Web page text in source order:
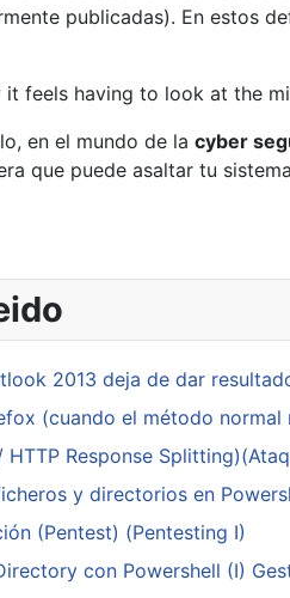
publicadas). En estos
feels having to look at the
en el mundo de la cyber
que puede asaltar tu
desafíos
2013 deja de dar
(cuando el método normal
HTTP Response
y directorios en
(Pentest) (Pentesting I)
con Powershell (I)